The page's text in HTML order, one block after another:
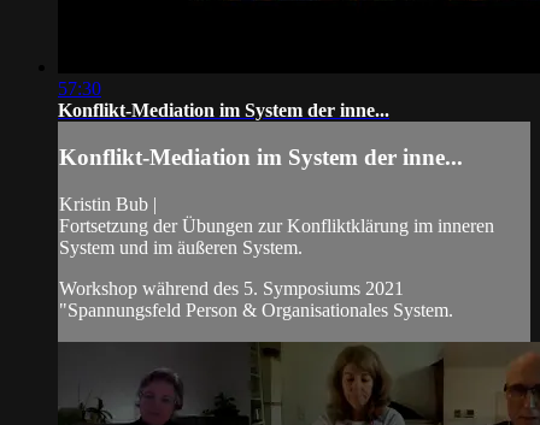
57:30
Konflikt-Mediation im System der inne...
Konflikt-Mediation im System der inne...
Kristin Bub |
Fortsetzung der Übungen zur Konfliktklärung im inneren
System und im äußeren System.
Workshop während des 5. Symposiums 2021
"Spannungsfeld Person & Organisationales System.